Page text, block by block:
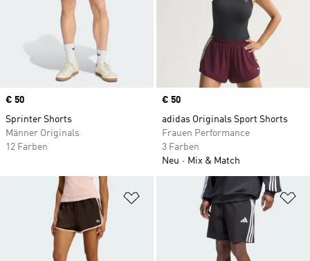
Price
€ 50
Sprinter Shorts
Männer Originals
12 Farben
Price
€ 50
adidas Originals Sport Shorts
Frauen Performance
3 Farben
Neu
Mix & Match
Zur Wunschliste hinzufügen